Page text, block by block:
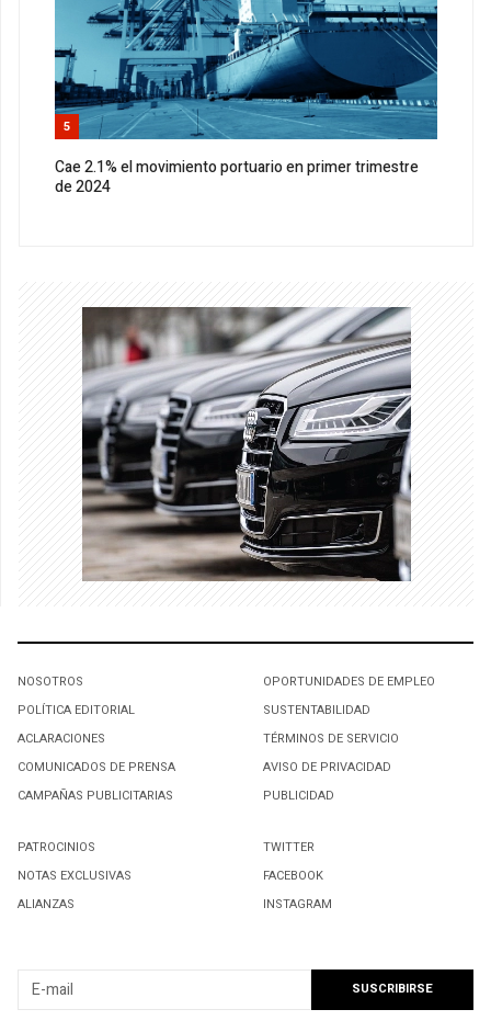
5
Cae 2.1% el movimiento portuario en primer trimestre
de 2024
NOSOTROS
POLÍTICA EDITORIAL
ACLARACIONES
COMUNICADOS DE PRENSA
CAMPAÑAS PUBLICITARIAS
OPORTUNIDADES DE EMPLEO
SUSTENTABILIDAD
TÉRMINOS DE SERVICIO
AVISO DE PRIVACIDAD
PUBLICIDAD
PATROCINIOS
NOTAS EXCLUSIVAS
ALIANZAS
TWITTER
FACEBOOK
INSTAGRAM